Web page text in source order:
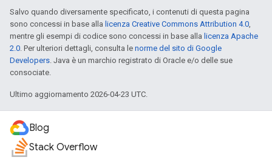
Salvo quando diversamente specificato, i contenuti di questa pagina
sono concessi in base alla licenza Creative Commons Attribution 4.0,
mentre gli esempi di codice sono concessi in base alla licenza Apache
2.0. Per ulteriori dettagli, consulta le norme del sito di Google
Developers. Java è un marchio registrato di Oracle e/o delle sue
consociate.
Ultimo aggiornamento 2026-04-23 UTC.
Blog
Stack Overflow